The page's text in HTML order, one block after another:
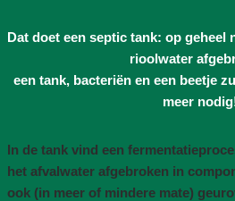
Dat doet een septic tank: op
rioolwater
een tank, bacteriën en een beetje
meer
In de tank vind een
het afvalwater afgebroken in
ook (in meer of mindere mate)